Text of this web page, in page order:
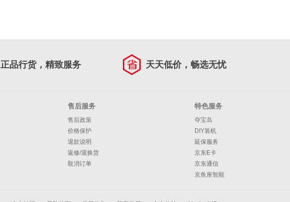
正品行货，精致服务 天天低价，畅选无忧
售后服务
售后政策
价格保护
退款说明
返修/退换货
取消订单
特色服务
夺宝岛
DIY装机
延保服务
京东E卡
京东通信
京鱼座智能